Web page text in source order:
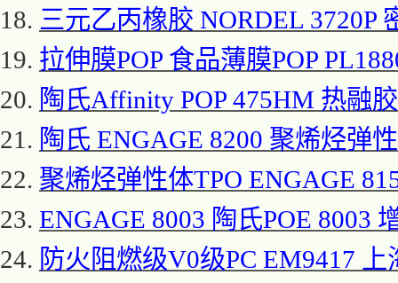
18. 三元乙丙橡胶 NORDEL 3720P
19. 拉伸膜POP 食品薄膜POP
20. 陶氏Affinity POP 475HM 热融
21. 陶氏 ENGAGE 8200 聚烯烃弹
22. 聚烯烃弹性体TPO ENGAGE
23. ENGAGE 8003 陶氏POE 8003
24. 防火阻燃级V0级PC EM9417 上